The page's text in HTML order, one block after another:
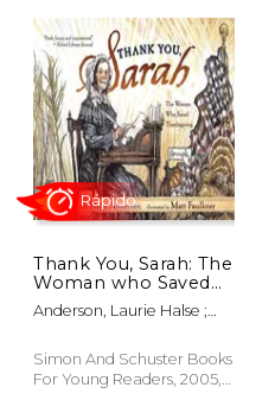
15%
dcto. $
Thank You, Sarah: The
Woman who Saved
Thanksgiving (en
Inglés)
Anderson, Laurie Halse ;
Simon And Schuster Books
For Young Readers, 2005,